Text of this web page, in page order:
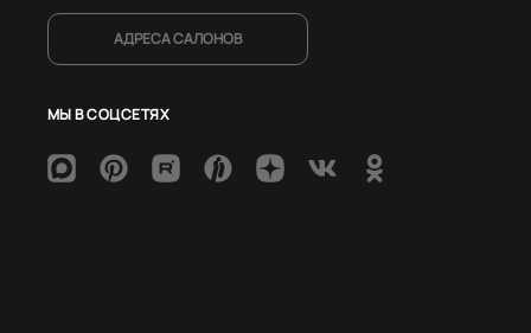
АДРЕСА САЛОНОВ
МЫ В СОЦСЕТЯХ